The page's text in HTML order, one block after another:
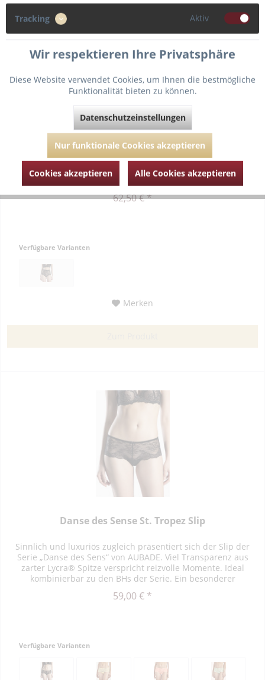
Danse des Sense Hoher Slip
Highwaist-Slip aus Lycra®-Spitze transparent verarbeitet
Stickereien an den Beinausschnitten Zierschleife an der
Vorderseite, mittig am Bund Zwickel mit Baumwolle unterlegt
62,50 € *
Verfügbare Varianten
Merken
Danse des Sense St. Tropez Slip
Sinnlich und luxuriös zugleich präsentiert sich der Slip der
Serie „Danse des Sens“ von AUBADE. Viel Transparenz aus
zarter Lycra® Spitze verspricht reizvolle Momente. Ideal
kombinierbar zu den BHs der Serie. Ein besonderer
59,00 € *
Verfügbare Varianten
Tracking Aktiv
Wir respektieren Ihre Privatsphäre
Diese Website verwendet Cookies, um Ihnen die bestmögliche
Funktionalität bieten zu können.
Datenschutzeinstellungen
Nur funktionale Cookies akzeptieren
Cookies akzeptieren Alle Cookies akzeptieren